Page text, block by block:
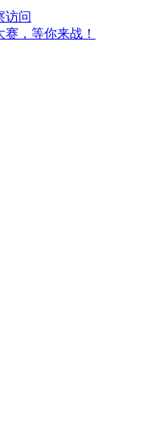
访问
赛，等你来战！